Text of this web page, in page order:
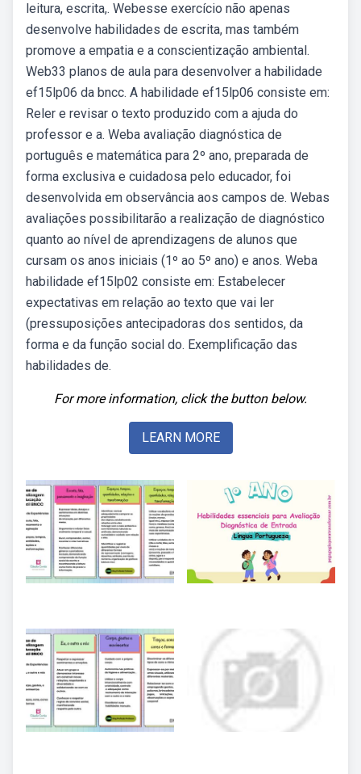
leitura, escrita,. Webesse exercício não apenas
desenvolve habilidades de escrita, mas também
promove a empatia e a conscientização ambiental.
Web33 planos de aula para desenvolver a habilidade
ef15lp06 da bncc. A habilidade ef15lp06 consiste em:
Reler e revisar o texto produzido com a ajuda do
professor e a. Weba avaliação diagnóstica de
português e matemática para 2º ano, preparada de
forma exclusiva e cuidadosa pelo educador, foi
desenvolvida em observância aos campos de. Webas
avaliações possibilitarão a realização de diagnóstico
quanto ao nível de aprendizagens de alunos que
cursam os anos iniciais (1º ao 5º ano) e anos. Weba
habilidade ef15lp02 consiste em: Estabelecer
expectativas em relação ao texto que vai ler
(pressuposições antecipadoras dos sentidos, da
forma e da função social do. Exemplificação das
habilidades de.
For more information, click the button below.
LEARN MORE